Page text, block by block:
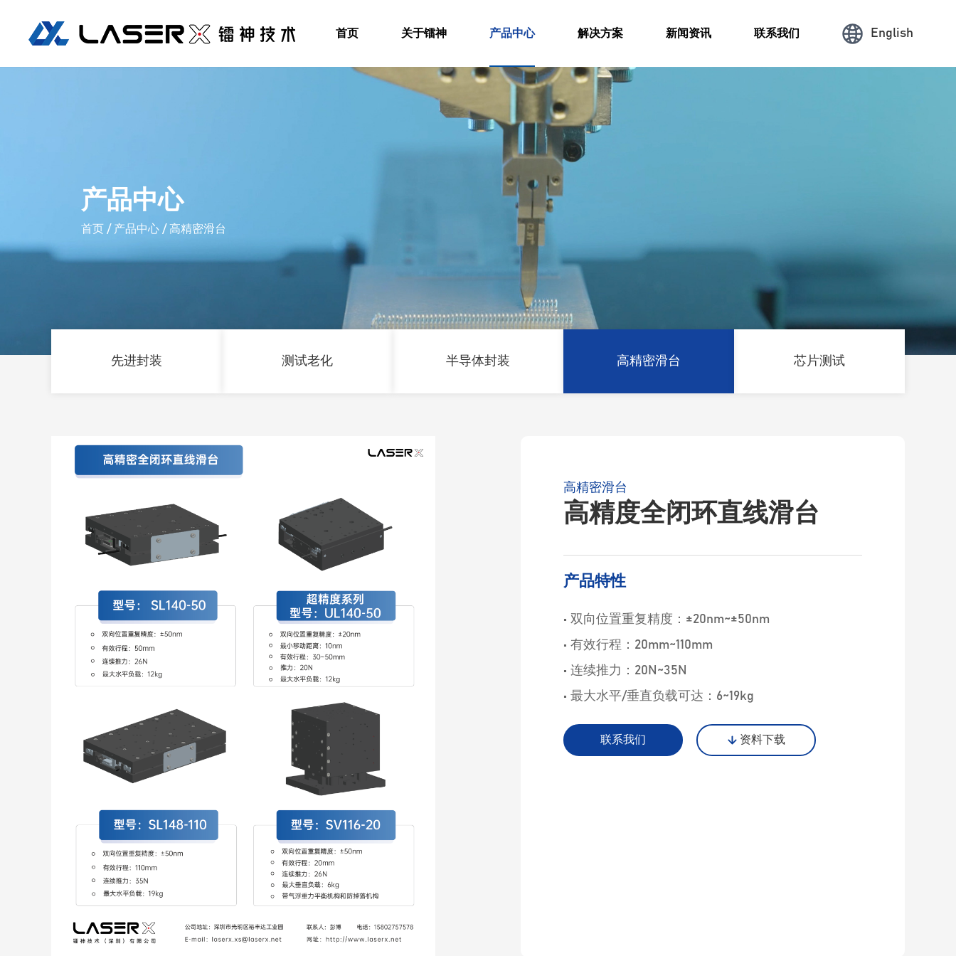
首页 关于镭神 产品中心 解决方案 新闻资讯 联系我们 English
产品中心
首页 / 产品中心 / 高精密滑台
先进封装 测试老化 半导体封装 高精密滑台 芯片测试
高精密滑台
高精度全闭环直线滑台
产品特性
• 双向位置重复精度：±20nm~±50nm
• 有效行程：20mm~110mm
• 连续推力：20N~35N
• 最大水平/垂直负载可达：6~19kg
联系我们 资料下载